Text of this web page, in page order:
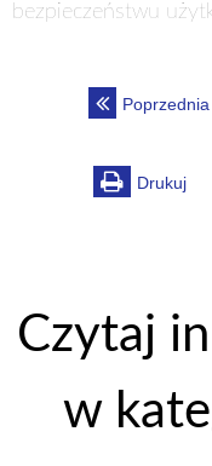
bezpieczeństwu
Poprzednia
Drukuj
Czytaj
w